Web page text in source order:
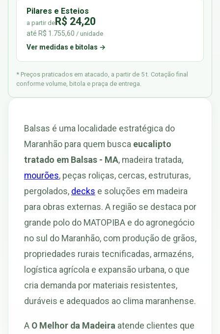
Pilares e Esteios
a partir deR$ 24,20
até R$ 1.755,60 / unidade
Ver medidas e bitolas →
* Preços praticados em atacado, a partir de 5 t. Cotação final
conforme volume, bitola e praça de entrega.
Balsas é uma localidade estratégica do
Maranhão para quem busca eucalipto
tratado em Balsas - MA, madeira tratada,
mourões, peças roliças, cercas, estruturas,
pergolados, decks e soluções em madeira
para obras externas. A região se destaca por
grande polo do MATOPIBA e do agronegócio
no sul do Maranhão, com produção de grãos,
propriedades rurais tecnificadas, armazéns,
logística agrícola e expansão urbana, o que
cria demanda por materiais resistentes,
duráveis e adequados ao clima maranhense.
A O Melhor da Madeira atende clientes que